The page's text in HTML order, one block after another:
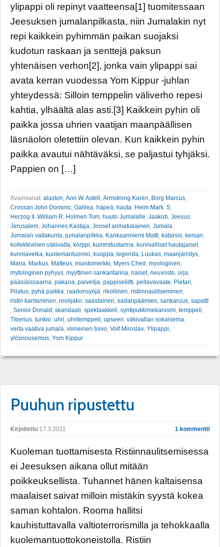
ylipappi oli repinyt vaatteensa[1] tuomitessaan
Jeesuksen jumalanpilkasta, niin Jumalakin nyt
repi kaikkein pyhimmän paikan suojaksi
kudotun raskaan ja senttejä paksun
yhtenäisen verhon[2], jonka vain ylipappi sai
avata kerran vuodessa Yom Kippur -juhlan
yhteydessä: Silloin temppelin väliverho repesi
kahtia, ylhäältä alas asti.[3] Kaikkein pyhin oli
paikka jossa uhrien vaatijan maanpäällisen
läsnäolon oletettiin olevan. Kun kaikkein pyhin
paikka avautui nähtäväksi, se paljastui tyhjäksi.
Pappien on […]
Avainsanat: alaston Ann W. Astell Armstrong Karen Borg Marcus
Crossan John Dominic Galilea häpeä hauta Heim Mark. S
Herzog II. William R Holmen Tom huuto Jumalalle Jaakob Jeesus
Jerusalem Johannes Kastaja Joosef arimatialainen Jumala
Jumalan valtakunta jumalanpilkka Kankaanniemi Matti katarsis keisari
kollektiivinen väkivalta korppi kummitustarina kunnialliset hautajaiset,
kunniavelka kuolemantuomio kuoppa legenda Luukas maanjäristys
Maria Markus Matteus muistomerkki Myers Ched myologinen
mytologinen pyhyys myyttinen sankaritarina naiset, neuvosto orja
pääsiäissaarna pakana palvelija pappiseliitti pellavavaate Pietari
Pilatus pyhä paikka raadonsyöjä rikollinen ristiinnaulitseminen
ristin kantaminen roolijako saastainen sadanpäämies sankaruus sapatti
Senior Donald skandaali spektaakkeli syntipukkimekanismi temppeli
Tiberius tunkio uhri uhritemppeli upseeri väkivallan sokaisema
verta vaativa jumala viimeinen toivo Volf Miroslav Ylipappi
ylösnousemus Yom Kippur
Puuhun ripustettu
Kirjoitettu 17.3.2011 1 kommentti
Kuoleman tuottamisesta Ristiinnaulitsemisessa
ei Jeesuksen aikana ollut mitään
poikkeuksellista. Tuhannet hänen kaltaisensa
maalaiset saivat milloin mistäkin syystä kokea
saman kohtalon. Rooma hallitsi
kauhistuttavalla valtioterrorismilla ja tehokkaalla
kuolemantuottokoneistolla. Ristiin